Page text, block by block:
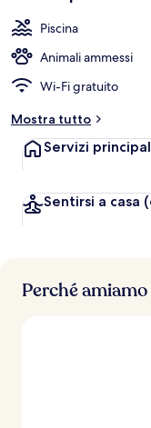
Piscina
Animali ammessi
Wi-Fi gratuito
Mostra tutto
Servizi
Sentirsi a casa
Perché